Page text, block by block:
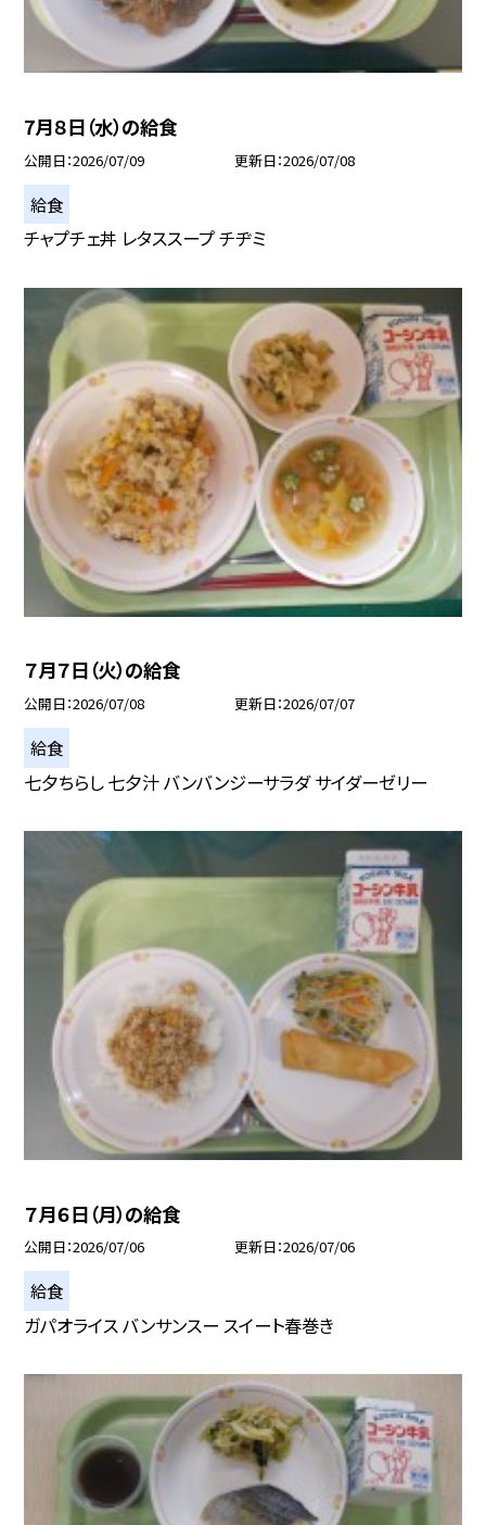
7月８日（水）の給食
公開日 2026/07/09 更新日 2026/07/08
給食
チャプチェ丼 レタススープ チヂミ
７月７日（火）の給食
公開日 2026/07/08 更新日 2026/07/07
給食
七夕ちらし 七夕汁 バンバンジーサラダ サイダーゼリー
７月６日（月）の給食
公開日 2026/07/06 更新日 2026/07/06
給食
ガパオライス バンサンスー スイート春巻き